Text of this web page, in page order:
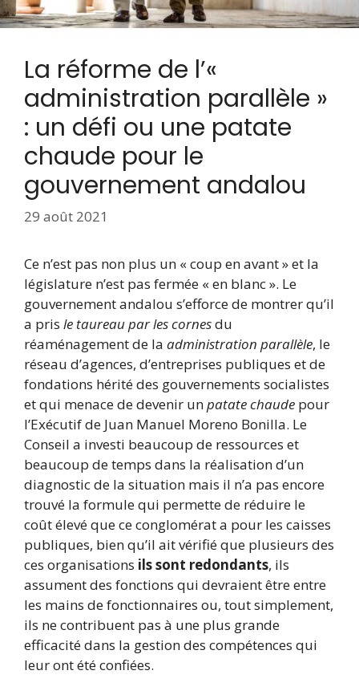
La réforme de l’«
administration parallèle »
: un défi ou une patate
chaude pour le
gouvernement andalou
29 août 2021
Ce n’est pas non plus un « coup en avant » et la
législature n’est pas fermée « en blanc ». Le
gouvernement andalou s’efforce de montrer qu’il
a pris le taureau par les cornesdu
réaménagement de la administration parallèle, le
réseau d’agences, d’entreprises publiques et de
fondations hérité des gouvernements socialistes
et qui menace de devenir unpatate chaude pour
l’Exécutif de Juan Manuel Moreno Bonilla. Le
Conseil a investi beaucoup de ressources et
beaucoup de temps dans la réalisation d’un
diagnostic de la situation mais il n’a pas encore
trouvé la formule qui permette de réduire le
coût élevé que ce conglomérat a pour les caisses
publiques, bien qu’il ait vérifié que plusieurs des
ces organisations ils sont redondants, ils
assument des fonctions qui devraient être entre
les mains de fonctionnaires ou, tout simplement,
ils ne contribuent pas à une plus grande
efficacité dans la gestion des compétences qui
leur ont été confiées.